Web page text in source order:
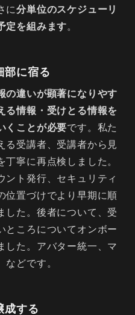
に分単位のスケジューリ
定を組みます。
部に宿る
の違いが顕著になりやす
る情報・受けとる情報を
くことが必要です。私た
る受講者、受講者から見
寧に再点検しました。
ント発行、セキュリティ
位置づけでより早期に順
した。後者について、受
ところについてオンボー
した。アバター統一、マ
どです。
成する